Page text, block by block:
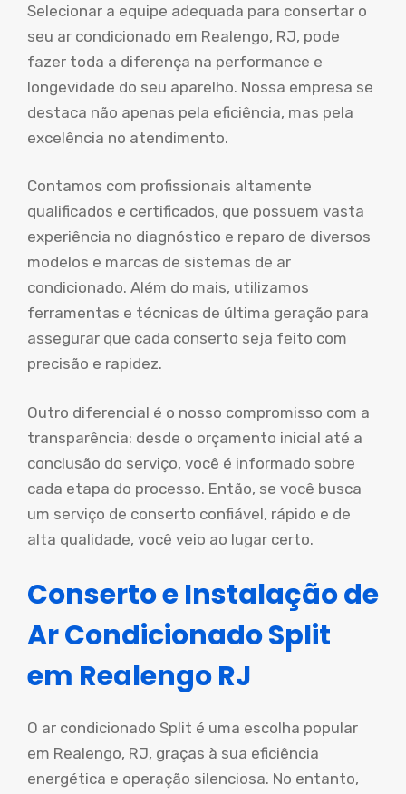
Selecionar a equipe adequada para consertar o
seu ar condicionado em Realengo, RJ, pode
fazer toda a diferença na performance e
longevidade do seu aparelho. Nossa empresa se
destaca não apenas pela eficiência, mas pela
excelência no atendimento.
Contamos com profissionais altamente
qualificados e certificados, que possuem vasta
experiência no diagnóstico e reparo de diversos
modelos e marcas de sistemas de ar
condicionado. Além do mais, utilizamos
ferramentas e técnicas de última geração para
assegurar que cada conserto seja feito com
precisão e rapidez.
Outro diferencial é o nosso compromisso com a
transparência: desde o orçamento inicial até a
conclusão do serviço, você é informado sobre
cada etapa do processo. Então, se você busca
um serviço de conserto confiável, rápido e de
alta qualidade, você veio ao lugar certo.
Conserto e Instalação de
Ar Condicionado Split
em Realengo RJ
O ar condicionado Split é uma escolha popular
em Realengo, RJ, graças à sua eficiência
energética e operação silenciosa. No entanto,